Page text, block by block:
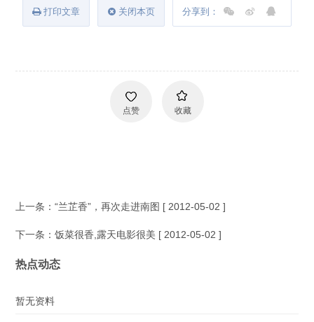
打印文章 关闭本页 分享到：
点赞 收藏
上一条：“兰芷香”，再次走进南图 [ 2012-05-02 ]
下一条：饭菜很香,露天电影很美 [ 2012-05-02 ]
热点动态
暂无资料